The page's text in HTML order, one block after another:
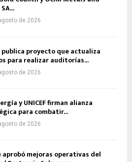
de 2026
publica proyecto que actualiza
para realizar auditorías...
de 2026
y UNICEF firman alianza
para combatir...
de 2026
aprobó mejoras operativas del